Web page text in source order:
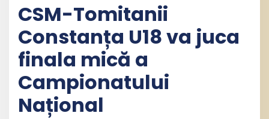
CSM-Tomitanii
Constanța U18 va juca
finala mică a
Campionatului
Național